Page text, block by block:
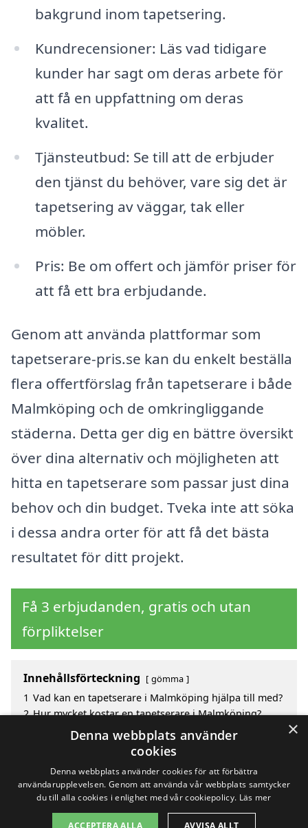
bakgrund inom tapetsering.
Kundrecensioner: Läs vad tidigare
kunder har sagt om deras arbete för
att få en uppfattning om deras
kvalitet.
Tjänsteutbud: Se till att de erbjuder
den tjänst du behöver, vare sig det är
tapetsering av väggar, tak eller
möbler.
Pris: Be om offert och jämför priser för
att få ett bra erbjudande.
Genom att använda plattformar som
tapetserare-pris.se kan du enkelt beställa
flera offertförslag från tapetserare i både
Malmköping och de omkringliggande
städerna. Detta ger dig en bättre översikt
över dina alternativ och möjligheten att
hitta en tapetserare som passar just dina
behov och din budget. Tveka inte att söka
i dessa andra orter för att få det bästa
resultatet för ditt projekt.
Få 3 erbjudanden, gratis och utan
förpliktelser
Innehållsförteckning gömma
1 Vad kan en tapetserare i Malmköping hjälpa till med?
2 Hur mycket kostar en tapetserare i Malmköping?
Fördelar med att välja tapetserare i Malmköping
Sök efter en skicklig tapetserare i de omgivande
Copyright 2026 - Pilanto Aps
×
Denna webbplats använder
cookies
Denna webbplats använder cookies för att förbättra
användarupplevelsen. Genom att använda vår webbplats samtycker
du till alla cookies i enlighet med vår cookiepolicy. Läs mer
ACCEPTERA ALLA AVVISA ALLT